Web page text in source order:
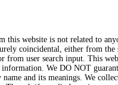
this website is not related to
coincidental, either from the
from user search input. This
We DO NOT
and its meanings. We